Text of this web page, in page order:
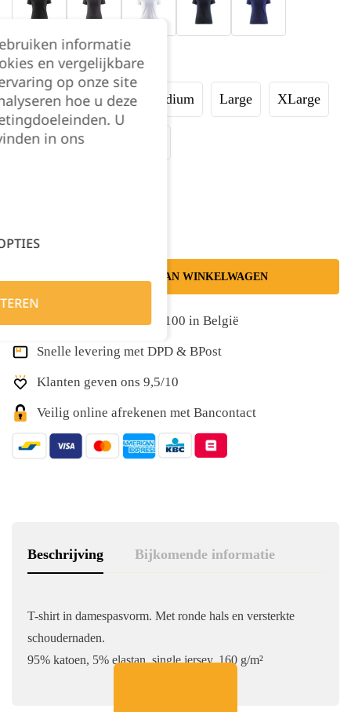
Maat:
XSmall Small Medium Large XLarge
XXLarge
TOEVOEGEN AAN WINKELWAGEN
Gratis levering vanaf €100 in België
Snelle levering met DPD & BPost
Klanten geven ons 9,5/10
Veilig online afrekenen met Bancontact
Beschrijving Bijkomende informatie
T-shirt in damespasvorm. Met ronde hals en versterkte
schoudernaden.
95% katoen, 5% elastan, single jersey, 160 g/m²
informatie
en vergelijkbare
op onze site
hoe u deze
U
in ons